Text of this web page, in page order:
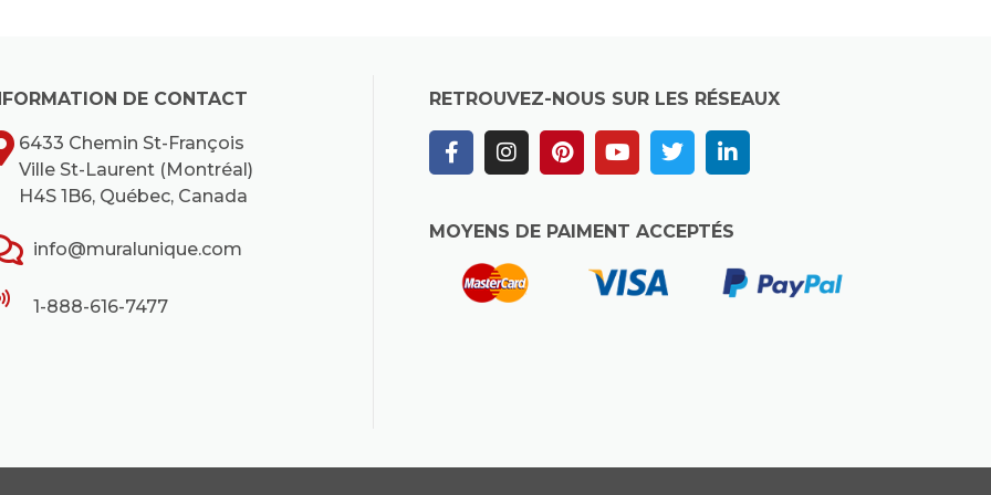
DE CONTACT
6433 Chemin St-François
Ville St-Laurent (Montréal)
H4S 1B6, Québec, Canada
info@muralunique.com
1-888-616-7477
RETROUVEZ-NOUS SUR LES RÉSEAUX
MOYENS DE PAIMENT ACCEPTÉS